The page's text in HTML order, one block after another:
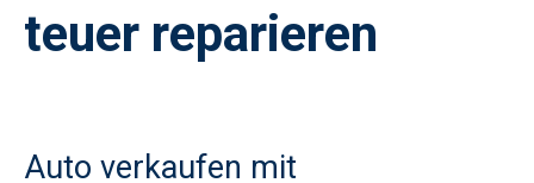
teuer reparieren
Auto verkaufen mit